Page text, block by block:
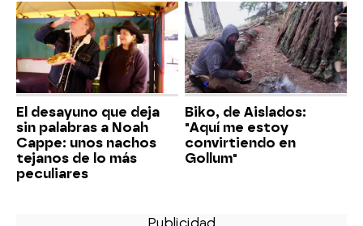
El desayuno que deja
sin palabras a Noah
Cappe: unos nachos
tejanos de lo más
peculiares
Biko, de Aislados:
"Aquí me estoy
convirtiendo en
Gollum"